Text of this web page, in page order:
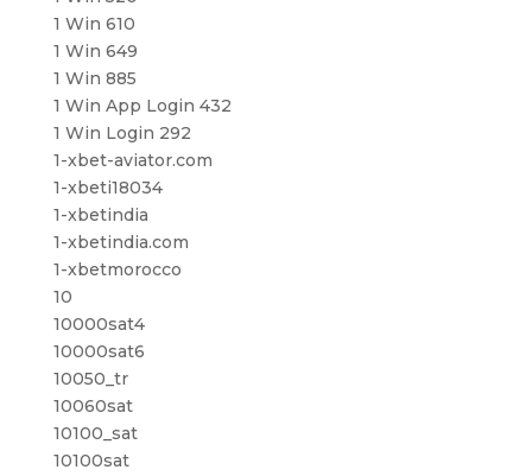
1 Win 610
1 Win 649
1 Win 885
1 Win App Login 432
1 Win Login 292
1-xbet-aviator.com
1-xbeti18034
1-xbetindia
1-xbetindia.com
1-xbetmorocco
10
10000sat4
10000sat6
10050_tr
10060sat
10100_sat
10100sat